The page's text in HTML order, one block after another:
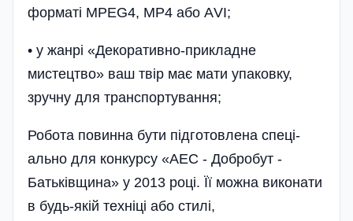
форматі MPEG4, MP4 або АVI;
• у жанрі «Декоративно-прикладне
мистецтво» ваш твір має мати упаковку,
зручну для транспортування;
Робота повинна бути підготовлена спеці­
ально для конкурсу «АЕС - Добробут -
Батьківщина» у 2013 році. Її можна виконати
в будь-якій техніці або стилі,